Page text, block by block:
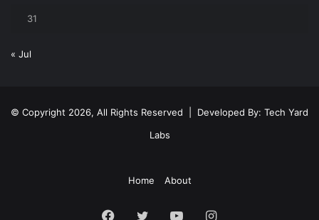
31
« Jul
© Copyright 2026, All Rights Reserved | Developed By: Tech Yard
Labs
Home About
Facebook
Twitter YouTubeInstagram